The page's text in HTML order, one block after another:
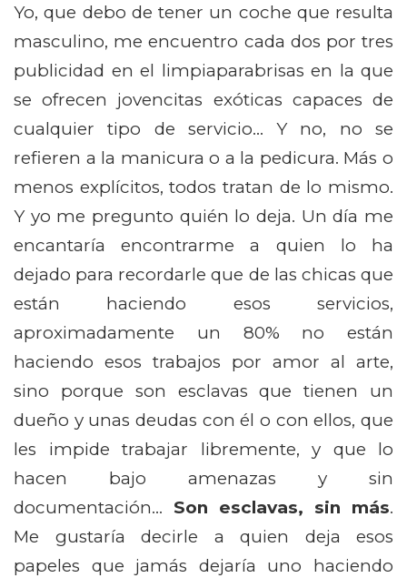
Yo, que debo de tener un coche que resulta
masculino, me encuentro cada dos por tres
publicidad en el limpiaparabrisas en la que
se ofrecen jovencitas exóticas capaces de
cualquier tipo de servicio… Y no, no se
refieren a la manicura o a la pedicura. Más o
menos explícitos, todos tratan de lo mismo.
Y yo me pregunto quién lo deja. Un día me
encantaría encontrarme a quien lo ha
dejado para recordarle que de las chicas que
están haciendo esos servicios,
aproximadamente un 80% no están
haciendo esos trabajos por amor al arte,
sino porque son esclavas que tienen un
dueño y unas deudas con él o con ellos, que
les impide trabajar libremente, y que lo
hacen bajo amenazas y sin
documentación… Son esclavas, sin más.
Me gustaría decirle a quien deja esos
papeles que jamás dejaría uno haciendo